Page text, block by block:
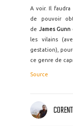
A voir. Il
de pouvoir
de James Gunn
les vilains
gestation),
ce genre de
Source